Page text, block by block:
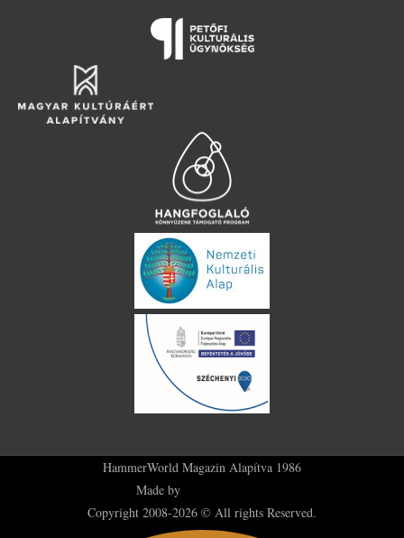
HammerWorld Magazin Alapítva 1986
Made by
Copyright 2008-2026 © All rights Reserved.